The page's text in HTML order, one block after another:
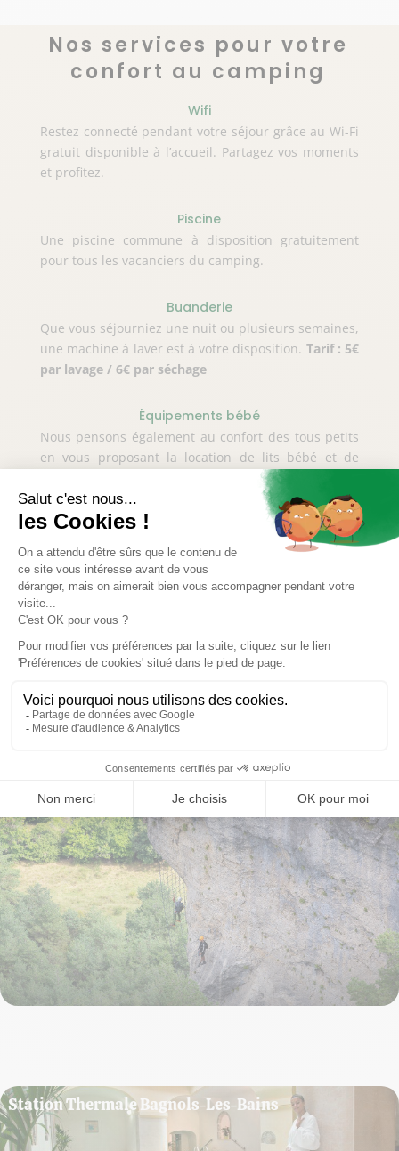
Nos services pour votre
confort au camping
Wifi
Restez connecté pendant votre séjour grâce au Wi-Fi
gratuit disponible à l’accueil. Partagez vos moments
et profitez.
Piscine
Une piscine commune à disposition gratuitement
pour tous les vacanciers du camping.
Buanderie
Que vous séjourniez une nuit ou plusieurs semaines,
une machine à laver est à votre disposition. Tarif : 5€
par lavage / 6€ par séchage
Équipements bébé
Nous pensons également au confort des tous petits
en vous proposant la location de lits bébé et de
par équipement à la
journée.
Location de draps
Les draps ne sont pas fournis, mais vous pouvez les
réserver à l’accueil ou lors de la réservation.Tarif :
8 €
alentours de notre
camping
Via ferrata de Roqueprins
Deux parcours (facile et difficile) au choix, sont proposés : le difficile,
volontairement peu équipé, offre une succession de plaquettes espacées
obligeant à de fréquentes inversions de pied. Ils se rejoignent et une grande
passerelle de 30 mètres s’offre à vous. Un départ sur la droite puis l’itinéraire
contourne le monolithe central et imposant (commun) pour arriver au départ
du long pont népalais (35 mètres).
En savoir plus
Station Thermale Bagnols-Les-Bains